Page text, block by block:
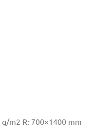
g/m2 R: 700×1400 mm